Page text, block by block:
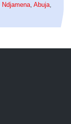
Ndjamena, Abuja,